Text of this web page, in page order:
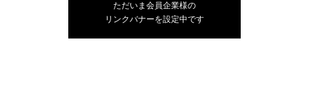
ただいま会員企業様の
リンクバナーを設定中です